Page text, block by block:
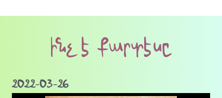
ինչ է քարտէսը
2022-03-26